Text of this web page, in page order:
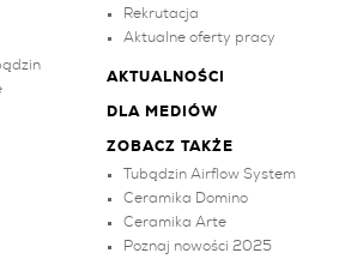
Rekrutacja
Aktualne oferty pracy
AKTUALNOŚCI
DLA MEDIÓW
ZOBACZ TAKŻE
Tubądzin Airflow System
Ceramika Domino
Ceramika Arte
Poznaj nowości 2025